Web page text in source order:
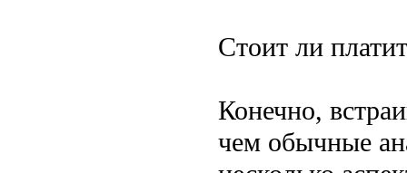
Стоит ли
Конечно,
чем обычные